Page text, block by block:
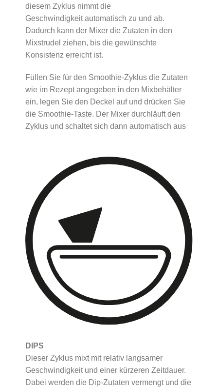
diesem Zyklus nimmt die
Geschwindigkeit automatisch zu und ab.
Dadurch kann der Mixer die Zutaten in den
Mixstrudel ziehen, bis die gewünschte
Konsistenz erreicht ist.
Füllen Sie für den Smoothie-Zyklus die Zutaten
wie im Rezept angegeben in den Mixbehälter
ein, legen Sie den Deckel auf und drücken Sie
die Smoothie-Taste. Der Mixer durchläuft den
Zyklus und schaltet sich dann automatisch aus
DIPS
Dieser Zyklus mixt mit relativ langsamer
Geschwindigkeit und einer kürzeren Zeitdauer.
Dabei werden die Dip-Zutaten vermengt und die